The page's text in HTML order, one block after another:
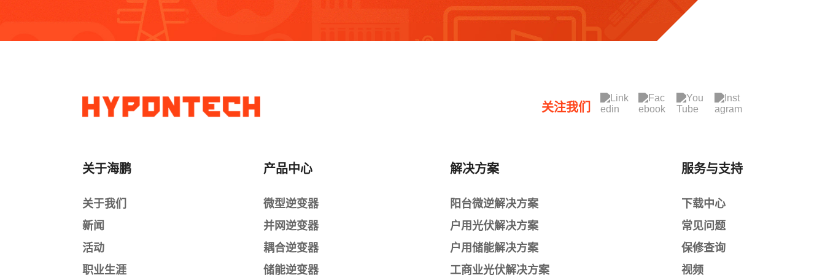
关注我们
关于海鹏
关于我们
新闻
活动
职业生涯
产品中心
微型逆变器
并网逆变器
耦合逆变器
储能逆变器
解决方案
阳台微逆解决方案
户用光伏解决方案
户用储能解决方案
工商业光伏解决方案
服务与支持
下载中心
常见问题
保修查询
视频